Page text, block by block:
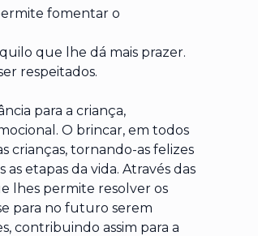
fomentar o
que lhe dá mais prazer.
respeitados.
para a criança,
O brincar, em todos
crianças, tornando-as felizes
etapas da vida. Através das
lhes permite resolver os
para no futuro serem
contribuindo assim para a